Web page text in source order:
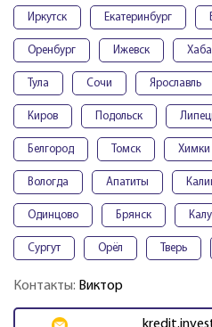
Иркутск Екатеринбург
Оренбург Ижевск
Тула Сочи Ярославль
Киров Подольск
Белгород Томск Химки
Вологда Апатиты
Одинцово Брянск
Сургут Орёл Тверь
Контакты: Виктор